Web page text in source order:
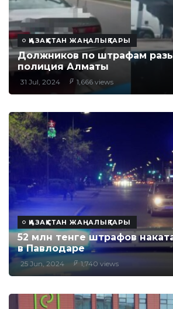
ҚАЗАҚСТАН ЖАҢАЛЫҚТАРЫ
Должников по штрафам
полиция Алматы
31 Jul, 2024 1,666 views
ҚАЗАҚСТАН ЖАҢАЛЫҚТАРЫ
52 млн тенге штрафов
в Павлодаре
25 Jun, 2024 1,740 views